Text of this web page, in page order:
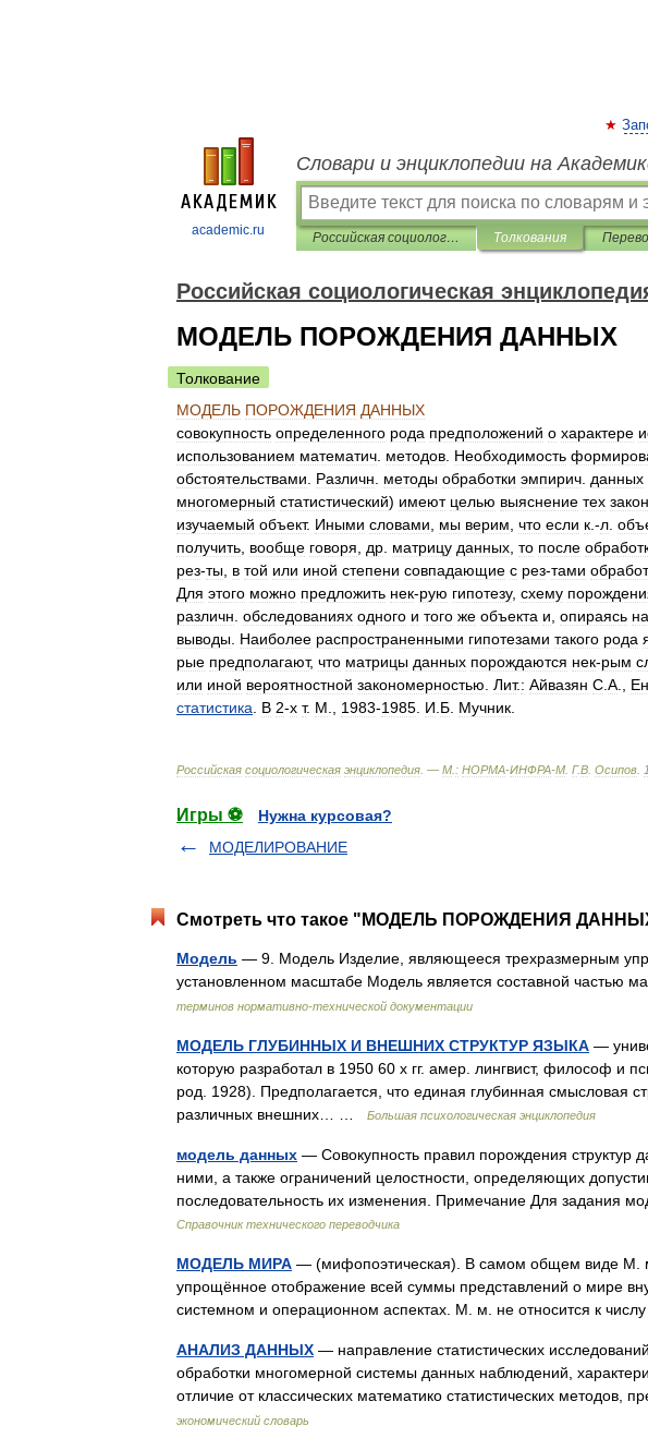
academic.ru
Словари и энциклопедии на
Российская социологическая энциклопедия Толкования
Российская социологическая
МОДЕЛЬ ПОРОЖДЕНИЯ ДАННЫХ
Толкование
МОДЕЛЬ ПОРОЖДЕНИЯ ДАННЫХ
совокупность определенного рода предположений о характере
использованием математич методов Необходимость
обстоятельствами
Различн методы обработки эмпирич данных
многомерный статистический) имеют целью выяснение тех
изучаемый объект. Иными словами мы верим что если к .-л
получить вообще говоря др матрицу данных то после
рез-ты в той или иной степени совпадающие с рез-тами
Для этого можно предложить нек-рую гипотезу, схему
различн обследованиях одного и того же объекта и опираясь на
выводы Наиболее распространенными гипотезами такого рода
рые предполагают, что матрицы данных порождаются нек-рым
или иной вероятностной закономерностью Лит.: Айвазян С А
статистика
В 2-х т. М 1983-1985 И Б Мучник
Российская социологическая энциклопедия . — М : НОРМА-ИНФРА-М Г.В Осипов
Игры ⚽
Нужна курсовая?
МОДЕЛИРОВАНИЕ
Смотреть что такое "МОДЕЛЬ ПОРОЖДЕНИЯ
Модель — 9. Модель Изделие, являющееся трехразмерным
установленном масштабе Модель является составной частью
терминов нормативно-технической документации
МОДЕЛЬ ГЛУБИННЫХ И ВНЕШНИХ СТРУКТУР ЯЗЫКА —
которую разработал в 1950 60 х гг. амер. лингвист, философ и
род. 1928). Предполагается, что единая глубинная смысловая
различных внешних… …
Большая психологическая энциклопедия
модель данных — Совокупность правил порождения структур
ними, а также ограничений целостности, определяющих
последовательность их изменения. Примечание Для задания
Справочник технического переводчика
МОДЕЛЬ МИРА — (мифопоэтическая). В самом общем виде М.
упрощённое отображение всей суммы представлений о мире
системном и операционном аспектах. М. м. не относится к
АНАЛИЗ ДАННЫХ — направление статистических
обработки многомерной системы данных наблюдений,
отличие от классических математико статистических
экономический словарь